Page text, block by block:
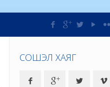
СОШЭЛ ХАЯГ